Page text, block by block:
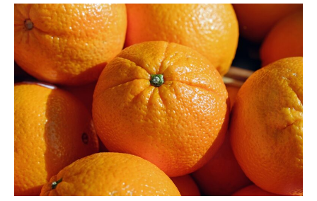
tem
que
diversificar
os
nichos
para
não
depender
indústria